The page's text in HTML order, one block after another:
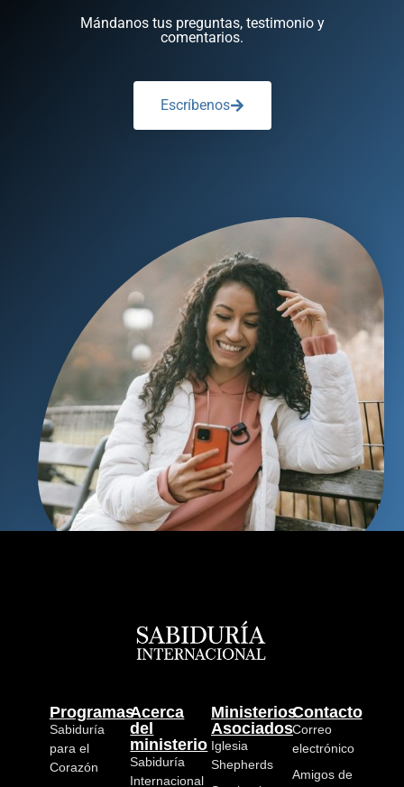
Mándanos tus preguntas, testimonio y
comentarios.
Escríbenos
Programas
Sabiduría
para el
Corazón
Acerca
del
ministerio
Sabiduría
Internacional
Ministerios
Asociados
Iglesia
Shepherds
Contacto
Correo
electrónico
Amigos de